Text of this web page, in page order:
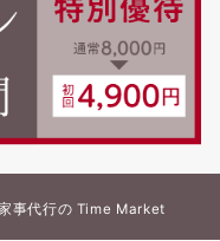
事代行の Time Market